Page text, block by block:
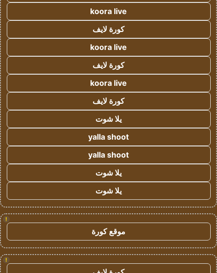
koora live
كورة لايف
koora live
كورة لايف
koora live
كورة لايف
يلا شوت
yalla shoot
yalla shoot
يلا شوت
يلا شوت
!
موقع كورة
!